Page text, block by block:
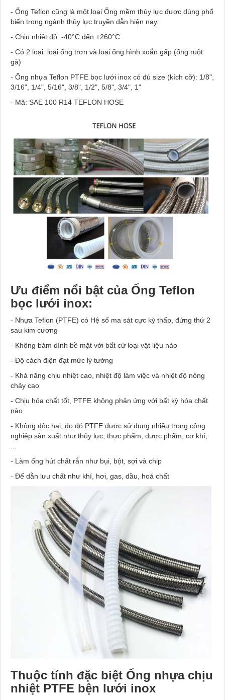
- Ống Teflon cũng là một loại Ống mềm thủy lực được dùng phổ
biến trong ngành thủy lực truyền dẫn hiện nay.
- Chịu nhiệt độ: -40°C đến +260°C.
- Có 2 loại: loại ống trơn và loại ống hình xoắn gấp (ống ruột
gà)
- Ống nhựa Teflon PTFE bọc lưới inox có đủ size (kích cỡ): 1/8",
3/16", 1/4", 5/16", 3/8", 1/2", 5/8", 3/4", 1"
- Mã: SAE 100 R14 TEFLON HOSE
Ưu điểm nổi bật của Ống Teflon
bọc lưới inox:
- Nhựa Teflon (PTFE) có Hệ số ma sát cực kỳ thấp, đứng thứ 2
sau kim cương
- Không bám dính bề mặt với bất cứ loại vật liệu nào
- Độ cách điện đạt mức lý tưởng
- Khả năng chịu nhiệt cao, nhiệt độ làm việc và nhiệt độ nóng
chảy cao
- Chịu hóa chất tốt, PTFE không phản ứng với bất kỳ hóa chất
nào
- Không độc hại, do đó PTFE được sử dụng nhiều trong công
nghiệp sản xuất như thủy lực, thực phẩm, dược phẩm, cơ khí,
...
- Làm ống hút chất rắn như bụi, bột, sợi và chip
- Để dẫn lưu chất như khí, hơi, gas, dầu, hoá chất
Thuộc tính đặc biệt Ống nhựa chịu
nhiệt PTFE bện lưới inox